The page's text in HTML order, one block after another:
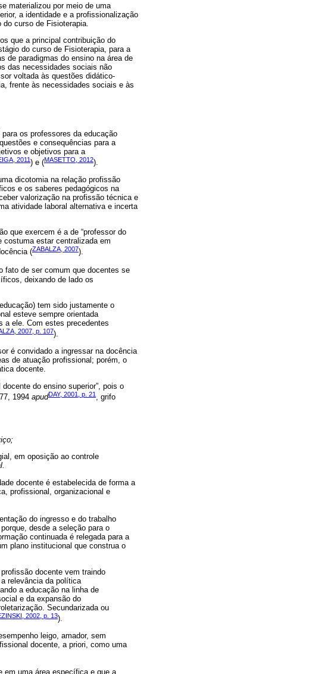
materializou por meio de uma
a identidade e a profissionalização
curso de Fisioterapia.
que a principal contribuição do
do curso de Fisioterapia, para a
de paradigmas do ensino na área de
das necessidades sociais não
voltada às questões didático-
frente às necessidades sociais e às
os professores da educação
e consequências para a
e objetivos para a
2011) e (MASETTO, 2012).
dicotomia na relação profissão
e os saberes pedagógicos na
valorização na profissão técnica e
atividade laboral alternativa e incerta
que exercem é a de “professor do
costuma estar centralizada em
(ZABALZA, 2007).
fato de ser comum que docentes se
deixando de lado os
tem sido justamente o
esteve sempre orientada
a ele. Com estes precedentes
2007, p. 107).
é convidado a ingressar na docência
de atuação profissional; porém, o
docente.
do ensino superior”, pois o
1994 apudDAY, 2001, p. 21 , grifo
em oposição ao controle
docente é estabelecida de forma a
profissional, organizacional e
do ingresso e do trabalho
desde a seleção para o
continuada é relegada para a
plano institucional que construa o
docente vem traindo
relevância da política
a educação na linha de
e da expansão do
Secundarizada ou
2002, p. 13).
leigo, amador, sem
docente, a priori, como uma
em uma área específica e que a